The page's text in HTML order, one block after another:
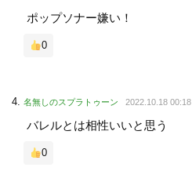
ポップソナー嫌い！
0
名無しのスプラトゥーン 2022.10.18 00:18
バレルとは相性いいと思う
0